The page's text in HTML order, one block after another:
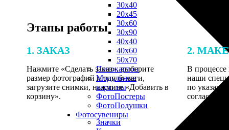
30х40
20х45
30х60
30х90
40х40
40х60
50х70
Пенокартон
Модульные
картины
ФотоПостеры
ФотоПодушки
Фотоcувениры
Значки
Этапы работы
1. ЗАКАЗ
Нажмите «Сделать заказ», выберите
размер фотографий и тип бумаги,
загрузите снимки, нажмите «Добавить в
корзину».
2.
В процессе
наши
по